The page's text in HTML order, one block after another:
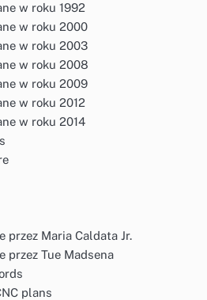
w roku 1992
w roku 2000
w roku 2003
w roku 2008
w roku 2009
w roku 2012
w roku 2014
przez Maria Caldata Jr.
przez Tue Madsena
plans